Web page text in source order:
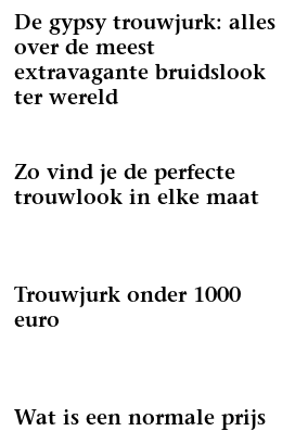
De gypsy trouwjurk: alles
over de meest
extravagante bruidslook
ter wereld
Zo vind je de perfecte
trouwlook in elke maat
Trouwjurk onder 1000
euro
Wat is een normale prijs